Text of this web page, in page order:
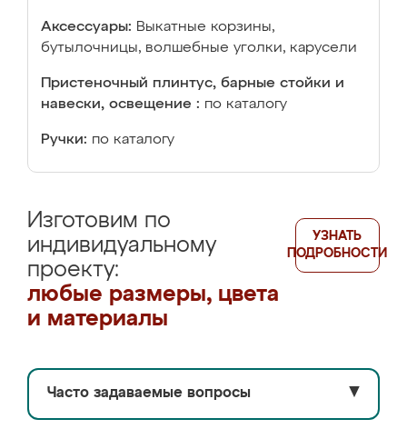
Аксессуары: Выкатные корзины,
бутылочницы, волшебные уголки, карусели
Пристеночный плинтус, барные стойки и
навески, освещение : по каталогу
Ручки: по каталогу
Изготовим по
индивидуальному
проекту:
любые размеры, цвета
и материалы
УЗНАТЬ
ПОДРОБНОСТИ
Часто задаваемые вопросы ▼